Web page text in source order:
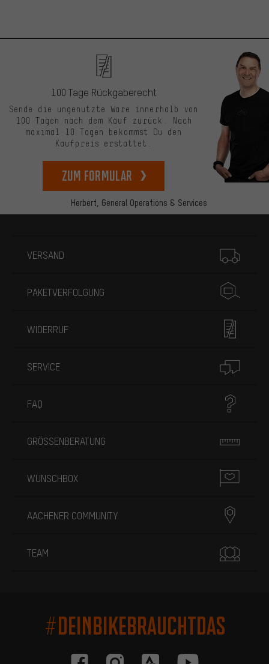
Herbert, General Operations & Services
100 Tage Rückgaberecht
Sende die ungenutzte Ware innerhalb von
100 Tagen nach dem Kauf zurück. Nach
maximal 10 Tagen bekommst Du den
Kaufpreis erstattet.
zum Formular
VERSAND
PAKETVERFOLGUNG
WIDERRUF
SERVICE
FAQ
GRÖSSENBERATUNG
WUNSCHBOX
AACHENER COMMUNITY
TEAM
#DEINBIKEBRAUCHTDAS